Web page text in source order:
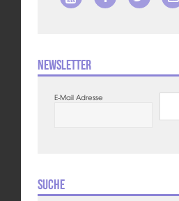
Newsletter
E-Mail Adresse
Suche